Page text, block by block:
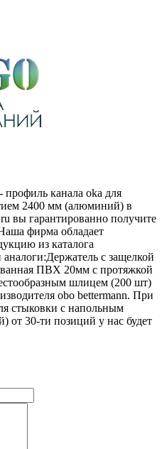
канала oka для
2400 мм (алюминий) в
вы гарантированно получите
фирма обладает
из каталога
с защелкой
ПВХ 20мм с протяжкой
шлицем (200 шт)
obo bettermann. При
стыковки с напольным
30-ти позиций у нас будет